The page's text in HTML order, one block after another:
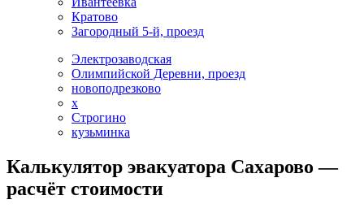
Кратово
Загородный 5-й, проезд
Электрозаводская
Олимпийской Деревни, проезд
новоподрезково
x
Строгино
кузьминка
Калькулятор эвакуатора Сахарово —
расчёт стоимости